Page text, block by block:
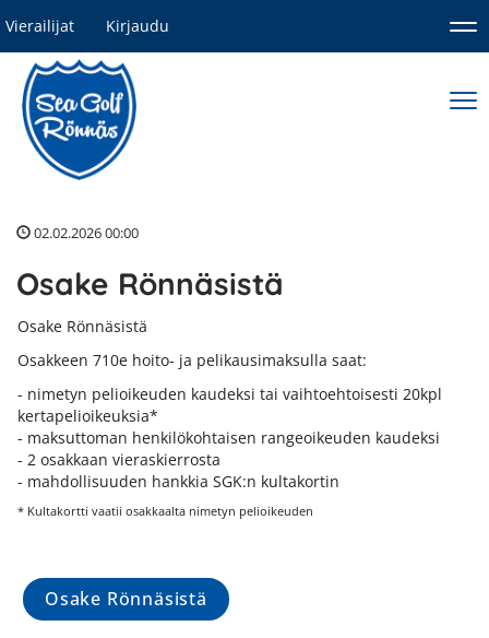
Vierailijat Kirjaudu
02.02.2026 00:00
Osake Rönnäsistä
Osake Rönnäsistä
Osakkeen 710e hoito- ja pelikausimaksulla saat:
- nimetyn pelioikeuden kaudeksi tai vaihtoehtoisesti 20kpl
kertapelioikeuksia*
- maksuttoman henkilökohtaisen rangeoikeuden kaudeksi
- 2 osakkaan vieraskierrosta
- mahdollisuuden hankkia SGK:n kultakortin
* Kultakortti vaatii osakkaalta nimetyn pelioikeuden
Osake Rönnäsistä